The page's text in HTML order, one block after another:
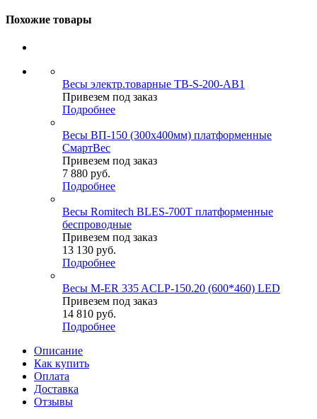
Похожие товары
Весы электр.товарные ТВ-S-200-AB1
Привезем под заказ
Подробнее
Весы ВП-150 (300х400мм) платформенные
СмартВес
Привезем под заказ
7 880 руб.
Подробнее
Весы Romitech BLES-700Т платформенные
беспроводные
Привезем под заказ
13 130 руб.
Подробнее
Весы M-ER 335 ACLP-150.20 (600*460) LED
Привезем под заказ
14 810 руб.
Подробнее
Описание
Как купить
Оплата
Доставка
Отзывы